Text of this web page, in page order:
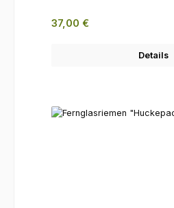
Regulärer Preis:
37,00 €
Details